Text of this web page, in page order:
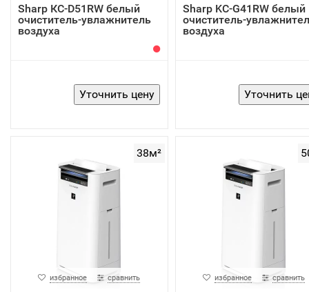
Sharp КС-D51RW белый
очиститель-увлажнитель
воздуха
Sharp KC-G41RW белый
очиститель-
воздуха
38м²
избранное сравнить избранное сравнить